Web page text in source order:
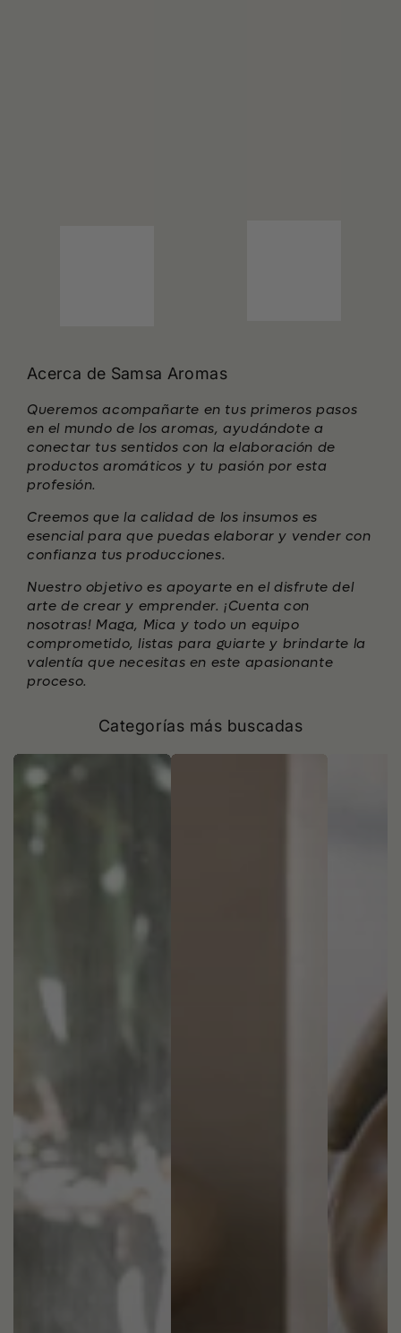
Acerca de Samsa Aromas
Queremos acompañarte en tus primeros pasos
en el mundo de los aromas, ayudándote a
conectar tus sentidos con la elaboración de
productos aromáticos y tu pasión por esta
profesión.
Creemos que la calidad de los insumos es
esencial para que puedas elaborar y vender con
confianza tus producciones.
Nuestro objetivo es apoyarte en el disfrute del
arte de crear y emprender. ¡Cuenta con
nosotras! Maga, Mica y todo un equipo
comprometido, listas para guiarte y brindarte la
valentía que necesitas en este apasionante
proceso.
Categorías más buscadas